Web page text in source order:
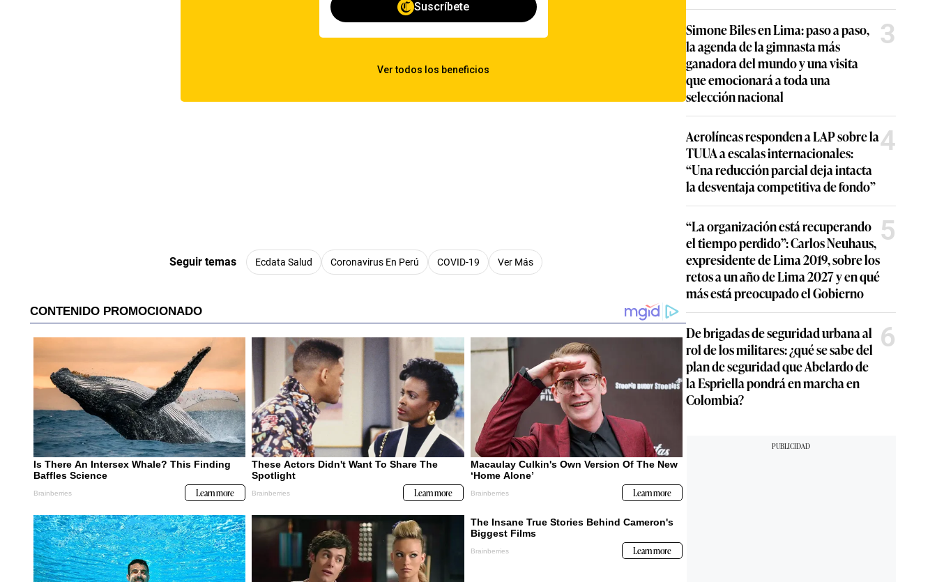
Seguir temas Ecdata Salud Coronavirus En Perú COVID-19 Ver Más
Simone Biles en Lima: paso a paso,
la agenda de la gimnasta más
ganadora del mundo y una visita
que emocionará a toda una
selección nacional
3
Aerolíneas responden a LAP sobre la
TUUA a escalas internacionales:
“Una reducción parcial deja intacta
la desventaja competitiva de fondo”
4
“La organización está recuperando
el tiempo perdido”: Carlos Neuhaus,
expresidente de Lima 2019, sobre los
retos a un año de Lima 2027 y en qué
más está preocupado el Gobierno
5
De brigadas de seguridad urbana al
rol de los militares: ¿qué se sabe del
plan de seguridad que Abelardo de
la Espriella pondrá en marcha en
Colombia?
6